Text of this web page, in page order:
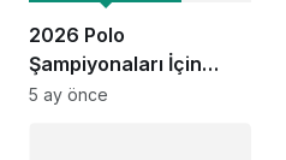
2026 Polo
Şampiyonaları İçin
ESPN ve USPA Global
5 ay önce